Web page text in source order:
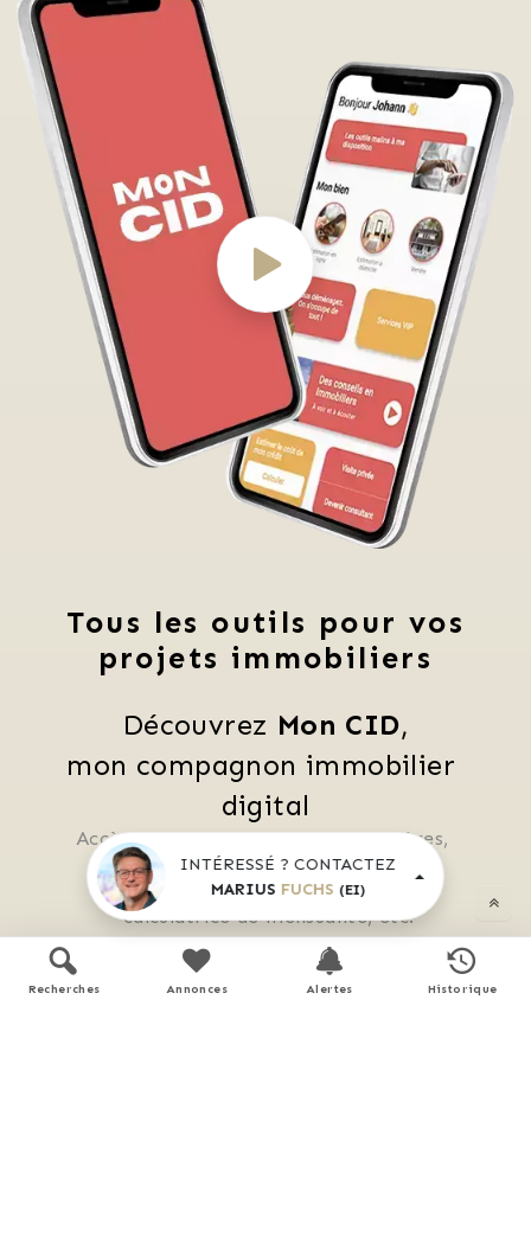
Tous les outils pour vos
projets immobiliers
Découvrez Mon CID,
mon compagnon immobilier
digital
Accès à toutes les ventes immobilières,
boussole à réalité augmentée,
tester le débit de votre futur achat,
calculatrice de mensualité, etc.
Application mobile disponible sur
INTÉRESSÉ ? CONTACTEZ
MARIUS FUCHS (EI)
Recherches Annonces Alertes Historique